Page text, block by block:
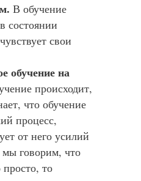
В обучение
состоянии
свои
обучение на
происходит,
что обучение
процесс,
от него усилий
говорим, что
то